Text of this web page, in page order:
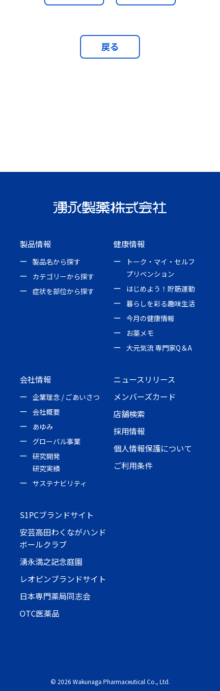
戻る
製品情報
製品名から探す
カテゴリーから探す
症状を部位から探す
健康情報
トーク・マイ・セルフ
プリベンション
はじめよう！貯筋運動
暮らしを彩る趣味生活
今月の健康情報
お薬メモ
大元気流 専門家Q＆A
会社情報
企業理念 / ごあいさつ
会社概要
あゆみ
グローバル事業
研究開発
研究実績
サステナビリティ
ニュースリリース
メンバーズカード
店舗検索
採用情報
個人情報保護について
ご利用条件
S1PCブランドサイト
安芸高田わくながハンド
ボールクラブ
湧永満之記念庭園
レオピンブランドサイト
日本専門薬局同志会
OTC医薬品
© 2026 Wakunaga Pharmaceutical Co., Ltd.